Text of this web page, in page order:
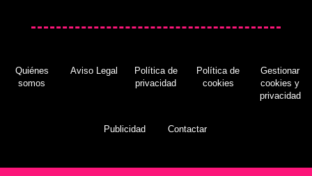
Quiénes
somos
Aviso Legal
Política de
privacidad
Política de
cookies
Gestionar
cookies y
privacidad
Publicidad Contactar